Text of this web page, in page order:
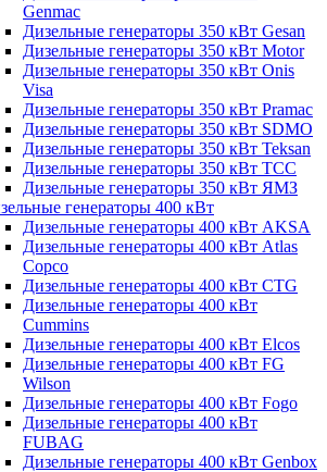
Genmac
Дизельные генераторы 350 кВт Gesan
Дизельные генераторы 350 кВт Motor
Дизельные генераторы 350 кВт Onis
Visa
Дизельные генераторы 350 кВт Pramac
Дизельные генераторы 350 кВт SDMO
Дизельные генераторы 350 кВт Teksan
Дизельные генераторы 350 кВт ТСС
Дизельные генераторы 350 кВт ЯМЗ
генераторы 400 кВт
Дизельные генераторы 400 кВт AKSA
Дизельные генераторы 400 кВт Atlas
Copco
Дизельные генераторы 400 кВт CTG
Дизельные генераторы 400 кВт
Cummins
Дизельные генераторы 400 кВт Elcos
Дизельные генераторы 400 кВт FG
Wilson
Дизельные генераторы 400 кВт Fogo
Дизельные генераторы 400 кВт
FUBAG
Дизельные генераторы 400 кВт Genbox